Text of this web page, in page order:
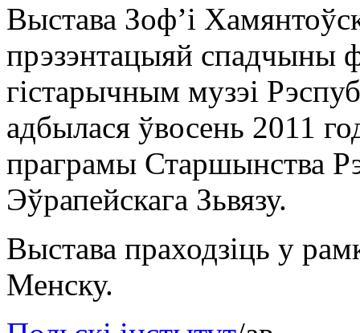
Выстава Зоф’і
прэзэнтацыяй спадчыны
гістарычным музэі
адбылася ўвосень 2011
праграмы Старшынства
Эўрапейскага Зьвязу.
Выстава праходзіць у
Менску.